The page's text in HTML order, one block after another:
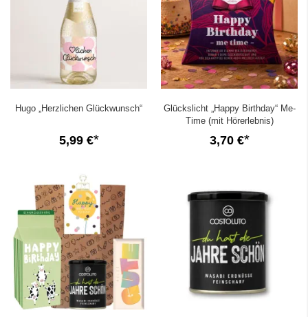
Hugo „Herzlichen Glückwunsch“
5,99 €
Glückslicht „Happy Birthday“ Me-
Time (mit Hörerlebnis)
3,70 €